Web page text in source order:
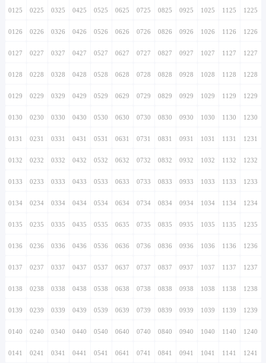
0125 0225 0325 0425 0525 0625 0725 0825 0925 1025 1125 1225
0126 0226 0326 0426 0526 0626 0726 0826 0926 1026 1126 1226
0127 0227 0327 0427 0527 0627 0727 0827 0927 1027 1127 1227
0128 0228 0328 0428 0528 0628 0728 0828 0928 1028 1128 1228
0129 0229 0329 0429 0529 0629 0729 0829 0929 1029 1129 1229
0130 0230 0330 0430 0530 0630 0730 0830 0930 1030 1130 1230
0131 0231 0331 0431 0531 0631 0731 0831 0931 1031 1131 1231
0132 0232 0332 0432 0532 0632 0732 0832 0932 1032 1132 1232
0133 0233 0333 0433 0533 0633 0733 0833 0933 1033 1133 1233
0134 0234 0334 0434 0534 0634 0734 0834 0934 1034 1134 1234
0135 0235 0335 0435 0535 0635 0735 0835 0935 1035 1135 1235
0136 0236 0336 0436 0536 0636 0736 0836 0936 1036 1136 1236
0137 0237 0337 0437 0537 0637 0737 0837 0937 1037 1137 1237
0138 0238 0338 0438 0538 0638 0738 0838 0938 1038 1138 1238
0139 0239 0339 0439 0539 0639 0739 0839 0939 1039 1139 1239
0140 0240 0340 0440 0540 0640 0740 0840 0940 1040 1140 1240
0141 0241 0341 0441 0541 0641 0741 0841 0941 1041 1141 1241